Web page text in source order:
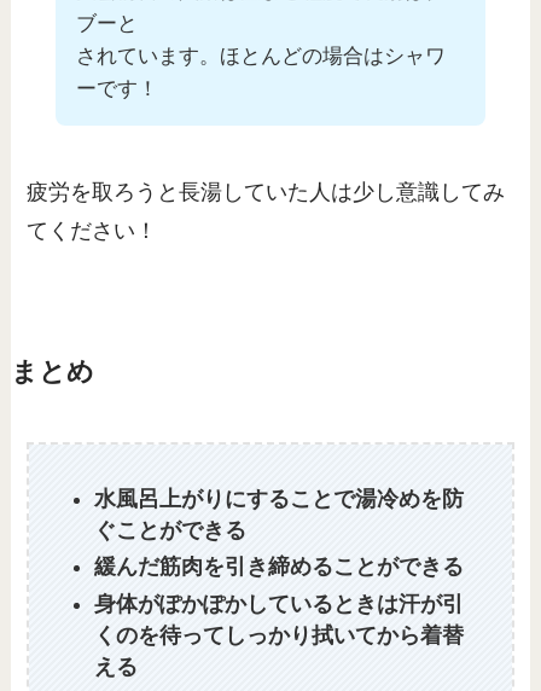
ブーと
されています。ほとんどの場合はシャワ
ーです！
疲労を取ろうと長湯していた人は少し意識してみ
てください！
まとめ
水風呂上がりにすることで湯冷めを防
ぐことができる
緩んだ筋肉を引き締めることができる
身体がぽかぽかしているときは汗が引
くのを待ってしっかり拭いてから着替
える